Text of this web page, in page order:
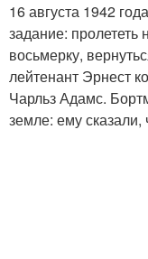
16 августа 1942
задание: пролететь
восьмерку,
лейтенант Эрнест
Чарльз Адамс.
земле: ему